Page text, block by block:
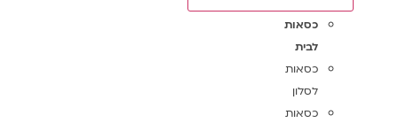
כסאות
לבית
כסאות
לסלון
כסאות